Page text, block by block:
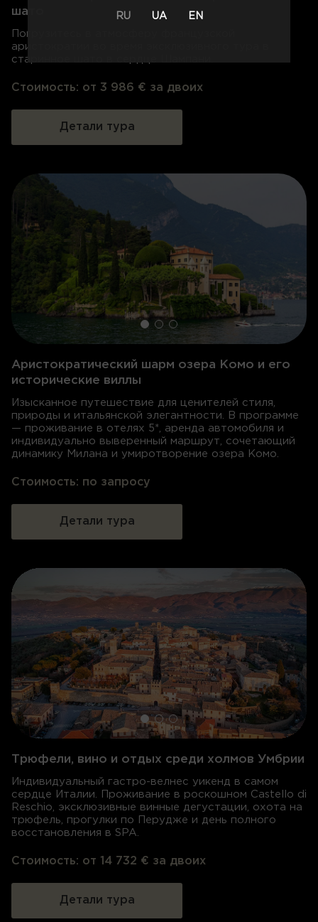
шато
Погрузитесь в атмосферу французской
аристократии во время эксклюзивного тура в
старинное шато в сердце Шампани.
Стоимость: от 3 986 € за двоих
Детали тура
Аристократический шарм озера Комо и его
исторические виллы
Изысканное путешествие для ценителей стиля,
природы и итальянской элегантности. В программе
— проживание в отелях 5*, аренда автомобиля и
индивидуально выверенный маршрут, сочетающий
динамику Милана и умиротворение озера Комо.
Стоимость: по запросу
Детали тура
Трюфели, вино и отдых среди холмов Умбрии
Индивидуальный гастро-велнес уикенд в самом
сердце Италии. Проживание в роскошном Castello di
Reschio, эксклюзивные винные дегустации, охота на
трюфель, прогулки по Перудже и день полного
восстановления в SPA.
Стоимость: от 14 732 € за двоих
Детали тура
RU UA EN